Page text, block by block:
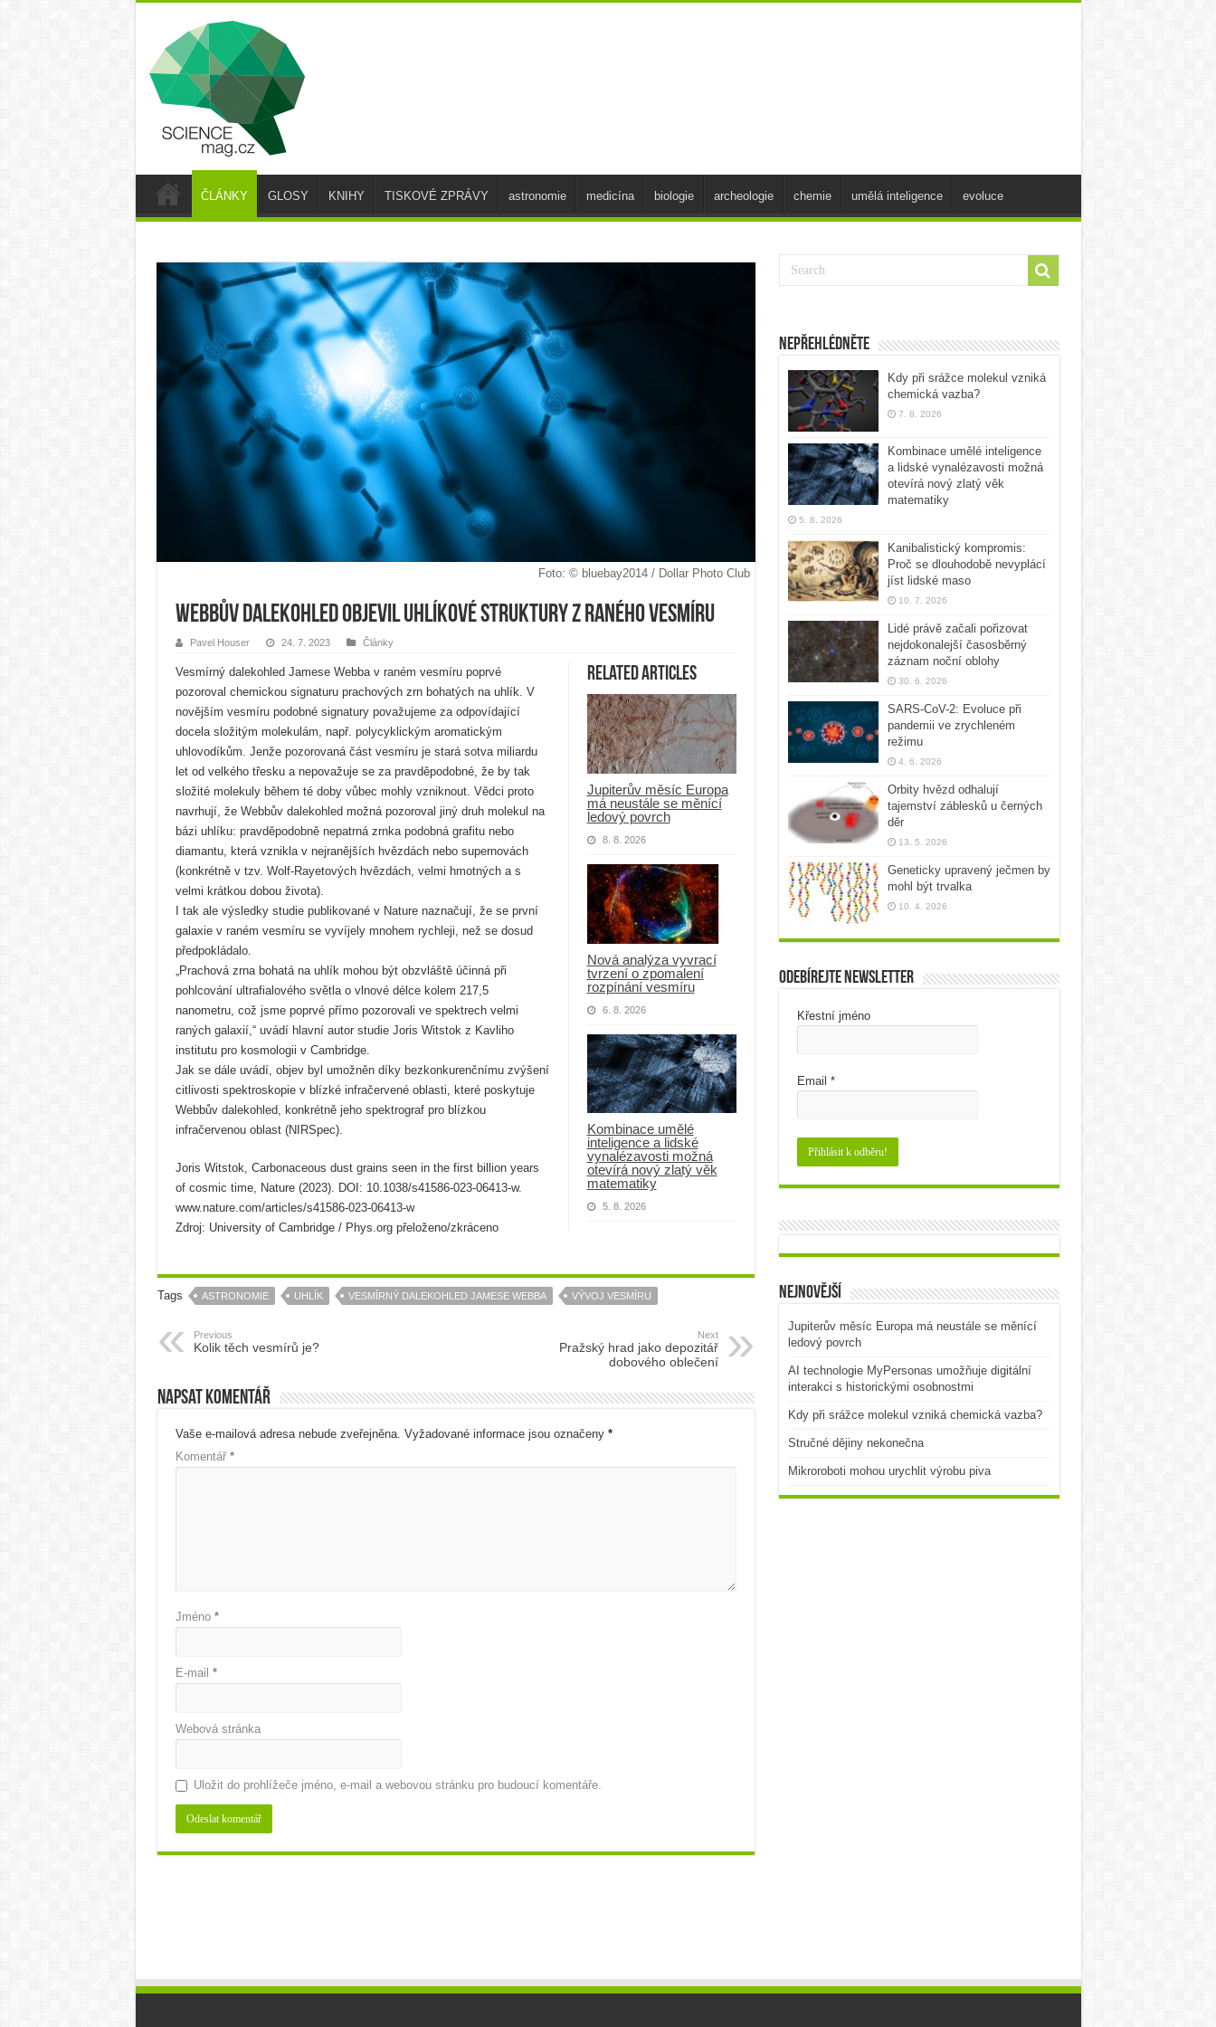
ČLÁNKY GLOSY KNIHY TISKOVÉ ZPRÁVY astronomie medicína biologie archeologie chemie umělá inteligence evoluce
Foto: © bluebay2014 / Dollar Photo Club
Webbův dalekohled objevil uhlíkové struktury z raného vesmíru
Pavel Houser 24. 7. 2023 Články
Related Articles
Jupiterův měsíc Europa
má neustále se měnící
ledový povrch
8. 8. 2026
Nová analýza vyvrací
tvrzení o zpomalení
rozpínání vesmíru
6. 8. 2026
Kombinace umělé
inteligence a lidské
vynalézavosti možná
otevírá nový zlatý věk
matematiky
5. 8. 2026
Vesmírný dalekohled Jamese Webba v raném vesmíru poprvé
pozoroval chemickou signaturu prachových zrn bohatých na uhlík. V
novějším vesmíru podobné signatury považujeme za odpovídající
docela složitým molekulám, např. polycyklickým aromatickým
uhlovodíkům. Jenže pozorovaná část vesmíru je stará sotva miliardu
let od velkého třesku a nepovažuje se za pravděpodobné, že by tak
složité molekuly během té doby vůbec mohly vzniknout. Vědci proto
navrhují, že Webbův dalekohled možná pozoroval jiný druh molekul na
bázi uhlíku: pravděpodobně nepatrná zrnka podobná grafitu nebo
diamantu, která vznikla v nejranějších hvězdách nebo supernovách
(konkrétně v tzv. Wolf-Rayetových hvězdách, velmi hmotných a s
velmi krátkou dobou života).
I tak ale výsledky studie publikované v Nature naznačují, že se první
galaxie v raném vesmíru se vyvíjely mnohem rychleji, než se dosud
předpokládalo.
„Prachová zrna bohatá na uhlík mohou být obzvláště účinná při
pohlcování ultrafialového světla o vlnové délce kolem 217,5
nanometru, což jsme poprvé přímo pozorovali ve spektrech velmi
raných galaxií,“ uvádí hlavní autor studie Joris Witstok z Kavliho
institutu pro kosmologii v Cambridge.
Jak se dále uvádí, objev byl umožněn díky bezkonkurenčnímu zvýšení
citlivosti spektroskopie v blízké infračervené oblasti, které poskytuje
Webbův dalekohled, konkrétně jeho spektrograf pro blízkou
infračervenou oblast (NIRSpec).
Joris Witstok, Carbonaceous dust grains seen in the first billion years
of cosmic time, Nature (2023). DOI: 10.1038/s41586-023-06413-w.
www.nature.com/articles/s41586-023-06413-w
Zdroj: University of Cambridge / Phys.org přeloženo/zkráceno
Tags ASTRONOMIE UHLÍK VESMÍRNÝ DALEKOHLED JAMESE WEBBA VÝVOJ VESMÍRU
Previous
Kolik těch vesmírů je?
Next
Pražský hrad jako depozitář
dobového oblečení
Napsat komentář
Vaše e-mailová adresa nebude zveřejněna. Vyžadované informace jsou označeny *
Komentář *
Jméno *
E-mail *
Webová stránka
Uložit do prohlížeče jméno, e-mail a webovou stránku pro budoucí komentáře.
Nepřehlédněte
Kdy při srážce molekul vzniká
chemická vazba?
7. 8. 2026
Kombinace umělé inteligence
a lidské vynalézavosti možná
otevírá nový zlatý věk
matematiky
5. 8. 2026
Kanibalistický kompromis:
Proč se dlouhodobě nevyplácí
jíst lidské maso
10. 7. 2026
Lidé právě začali pořizovat
nejdokonalejší časosběrný
záznam noční oblohy
30. 6. 2026
SARS-CoV-2: Evoluce při
pandemii ve zrychleném
režimu
4. 6. 2026
Orbity hvězd odhalují
tajemství záblesků u černých
děr
13. 5. 2026
Geneticky upravený ječmen by
mohl být trvalka
10. 4. 2026
Odebírejte newsletter
Křestní jméno
Email *
Nejnovější
Jupiterův měsíc Europa má neustále se měnící
ledový povrch
AI technologie MyPersonas umožňuje digitální
interakci s historickými osobnostmi
Kdy při srážce molekul vzniká chemická vazba?
Stručné dějiny nekonečna
Mikroroboti mohou urychlit výrobu piva